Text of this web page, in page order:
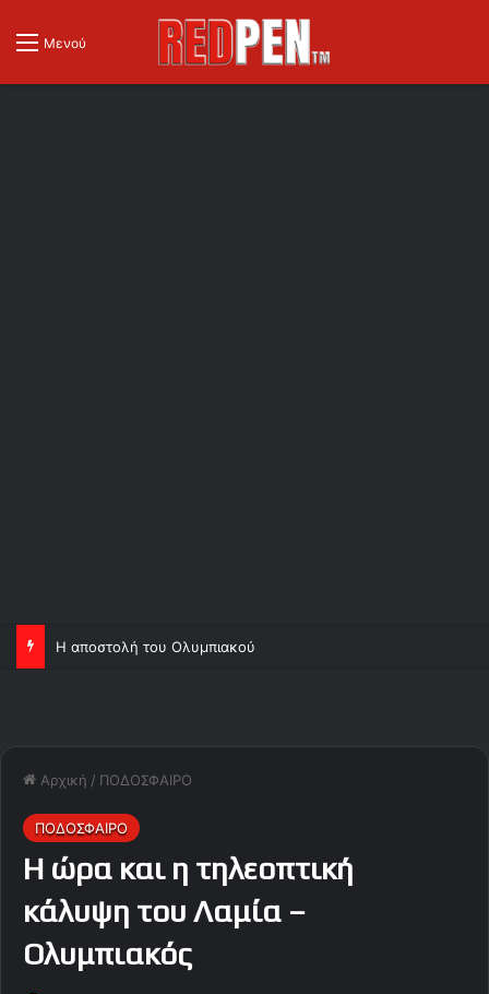
Μενού
Η αποστολή του Ολυμπιακού
Αρχική / ΠΟΔΟΣΦΑΙΡΟ
ΠΟΔΟΣΦΑΙΡΟ
Η ώρα και η τηλεοπτική
κάλυψη του Λαμία –
Ολυμπιακός